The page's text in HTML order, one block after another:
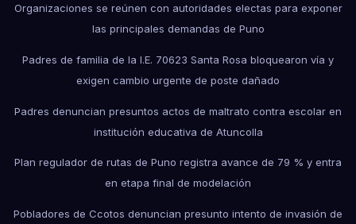
Organizaciones se reúnen con autoridades electas para exponer
las principales demandas de Puno
Padres de familia de la I.E. 70623 Santa Rosa bloquearon vía y
exigen cambio urgente de poste dañado
Padres denuncian presuntos actos de maltrato contra escolar en
institución educativa de Atuncolla
Plan regulador de rutas de Puno registra avance de 79 % y entra
en etapa final de modelación
Pobladores de Ccotos denuncian presunto intento de invasión de